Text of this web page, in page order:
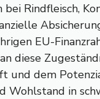
Rindfleisch,
EU-
diese
und dem
Wohlstand in